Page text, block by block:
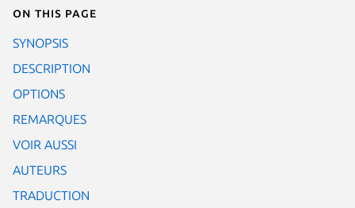
On this page
SYNOPSIS
DESCRIPTION
OPTIONS
REMARQUES
VOIR AUSSI
AUTEURS
TRADUCTION